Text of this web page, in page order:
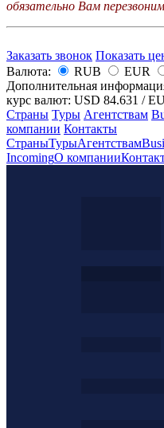
обязательно Вам
Заказать звонок Показать
Валюта:
RUB EUR
Дополнительная
курс валют: USD 84.631 /
Страны Туры Агентствам
компании Контакты
СтраныТурыАгентствам
IncomingО компании